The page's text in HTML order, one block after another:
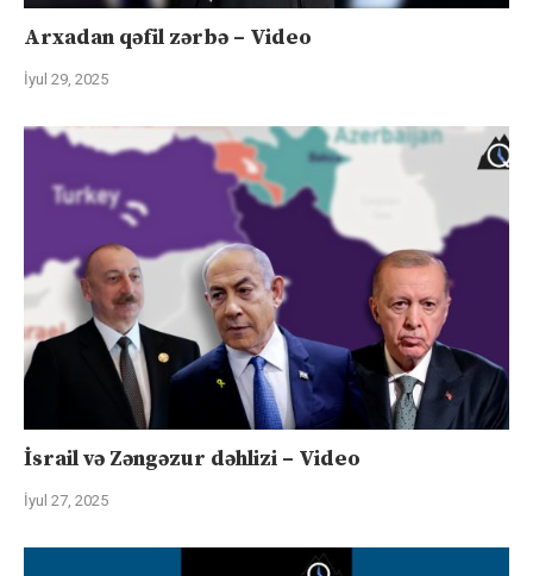
Arxadan qəfil zərbə – Video
İyul 29, 2025
İsrail və Zəngəzur dəhlizi – Video
İyul 27, 2025